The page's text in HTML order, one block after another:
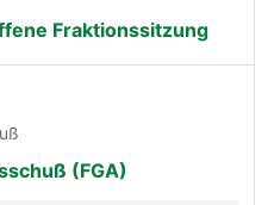
Fraktionssitzung
(FGA)